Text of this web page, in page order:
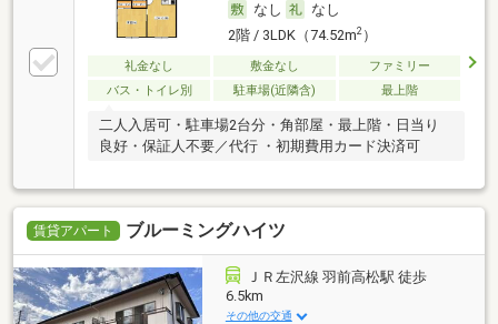
なし
なし
2階 / 3LDK（74.52m2）
礼金なし 敷金なし
ファミリー
バス・トイレ別
駐車場(近隣含) 最上階
二人入居可・駐車場2台分・角部屋・最上階・日当り
良好・保証人不要／代行 ・初期費用カード決済可
賃貸アパート ブルーミングハイツ
ＪＲ左沢線 羽前高松駅 徒歩
6.5km
その他の交通